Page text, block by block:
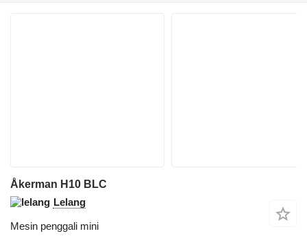
Åkerman H10 BLC
Lelang
Mesin penggali mini